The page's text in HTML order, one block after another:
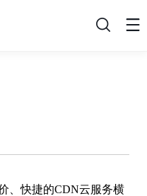
搜
、快捷的CDN云服务横